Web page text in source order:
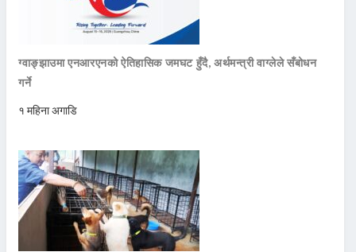
ग्वाङ्झाउमा एनआरएनको ऐतिहासिक जमघट हुँदै, अर्थमन्त्री वाग्लेले सँबोधन
गर्ने
१ महिना अगाडि